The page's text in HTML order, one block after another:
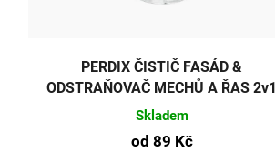
PERDIX ČISTIČ FASÁD &
ODSTRAŇOVAČ MECHŮ A ŘAS 2v1
Skladem
od 89 Kč